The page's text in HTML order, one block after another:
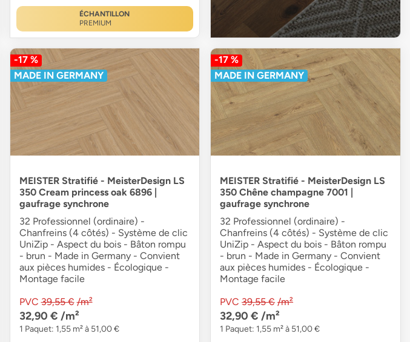
ÉCHANTILLON
PREMIUM
-17 %
MADE IN GERMANY
MEISTER Stratifié - MeisterDesign LS
350 Cream princess oak 6896 |
gaufrage synchrone
32 Professionnel (ordinaire) -
Chanfreins (4 côtés) - Système de clic
UniZip - Aspect du bois - Bâton rompu
- brun - Made in Germany - Convient
aux pièces humides - Écologique -
Montage facile
PVC 39,55 € /m²
32,90 € /m²
1 Paquet: 1,55 m² à 51,00 €
-17 %
MADE IN GERMANY
MEISTER Stratifié - MeisterDesign LS
350 Chêne champagne 7001 |
gaufrage synchrone
32 Professionnel (ordinaire) -
Chanfreins (4 côtés) - Système de clic
UniZip - Aspect du bois - Bâton rompu
- brun - Made in Germany - Convient
aux pièces humides - Écologique -
Montage facile
PVC 39,55 € /m²
32,90 € /m²
1 Paquet: 1,55 m² à 51,00 €